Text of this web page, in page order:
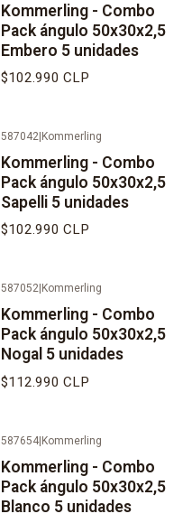
Kommerling - Combo
Pack ángulo 50x30x2,5
Embero 5 unidades
$102.990 CLP
587042|Kommerling
Kommerling - Combo
Pack ángulo 50x30x2,5
Sapelli 5 unidades
$102.990 CLP
587052 Kommerling
Kommerling - Combo
Pack ángulo 50x30x2,5
Nogal 5 unidades
$112.990 CLP
587654|Kommerling
Kommerling - Combo
Pack ángulo 50x30x2,5
Blanco 5 unidades